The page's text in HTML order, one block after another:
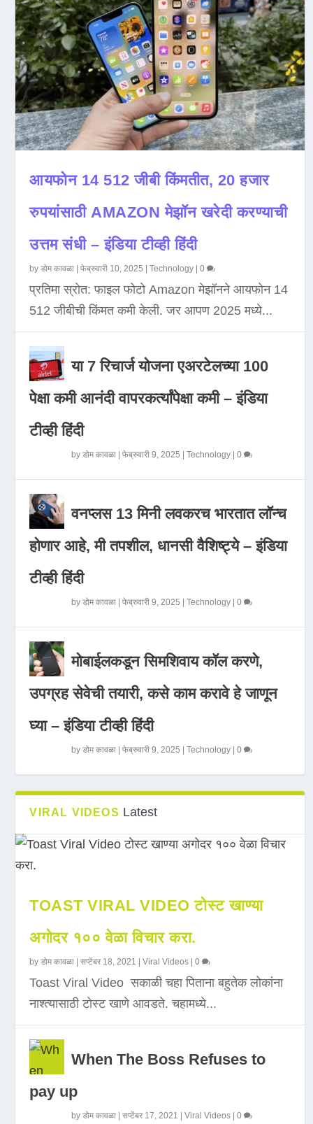
आयफोन 14 512 जीबी किंमतीत, 20 हजार
रुपयांसाठी AMAZON मेझॉन खरेदी करण्याची
उत्तम संधी – इंडिया टीव्ही हिंदी
byडोम कावळा |फेब्रुवारी 10, 2025 |Technology |0
प्रतिमा स्रोत: फाइल फोटो Amazon मेझॉनने आयफोन 14
512 जीबीची किंमत कमी केली. जर आपण 2025 मध्ये...
या 7 रिचार्ज योजना एअरटेलच्या 100
पेक्षा कमी आनंदी वापरकर्त्यांपेक्षा कमी – इंडिया
टीव्ही हिंदी
byडोम कावळा |फेब्रुवारी 9, 2025 |Technology |0
वनप्लस 13 मिनी लवकरच भारतात लॉन्च
होणार आहे, मी तपशील, धानसी वैशिष्ट्ये – इंडिया
टीव्ही हिंदी
byडोम कावळा |फेब्रुवारी 9, 2025 |Technology |0
मोबाईलकडून सिमशिवाय कॉल करणे,
उपग्रह सेवेची तयारी, कसे काम करावे हे जाणून
घ्या – इंडिया टीव्ही हिंदी
byडोम कावळा |फेब्रुवारी 9, 2025 |Technology |0
VIRAL VIDEOS Latest
TOAST VIRAL VIDEO टोस्ट खाण्या
अगोदर १०० वेळा विचार करा.
byडोम कावळा |सप्टेंबर 18, 2021 |Viral Videos |0
Toast Viral Video सकाळी चहा पिताना बहुतेक लोकांना
नाश्त्यासाठी टोस्ट खाणे आवडते. चहामध्ये...
When The Boss Refuses to
pay up
byडोम कावळा |सप्टेंबर 17, 2021 |Viral Videos |0